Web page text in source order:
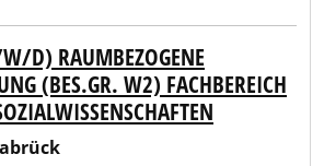
D) RAUMBEZOGENE
(BES.GR. W2) FACHBEREICH